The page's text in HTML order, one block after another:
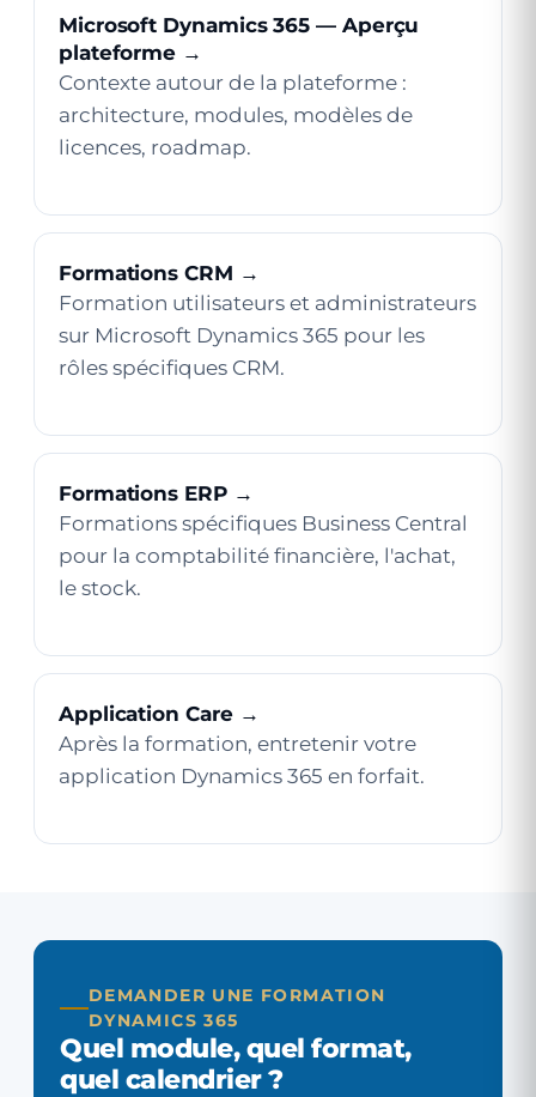
Microsoft Dynamics 365 — Aperçu
plateforme →
Contexte autour de la plateforme :
architecture, modules, modèles de
licences, roadmap.
Formations CRM →
Formation utilisateurs et administrateurs
sur Microsoft Dynamics 365 pour les
rôles spécifiques CRM.
Formations ERP →
Formations spécifiques Business Central
pour la comptabilité financière, l'achat,
le stock.
Application Care →
Après la formation, entretenir votre
application Dynamics 365 en forfait.
DEMANDER UNE FORMATION
DYNAMICS 365
Quel module, quel format,
quel calendrier ?